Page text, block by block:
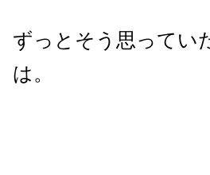
ずっとそう思ってい
は。